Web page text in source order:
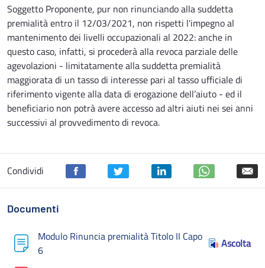
Soggetto Proponente, pur non rinunciando alla suddetta
premialità entro il 12/03/2021, non rispetti l'impegno al
mantenimento dei livelli occupazionali al 2022: anche in
questo caso, infatti, si procederà alla revoca parziale delle
agevolazioni - limitatamente alla suddetta premialità
maggiorata di un tasso di interesse pari al tasso ufficiale di
riferimento vigente alla data di erogazione dell’aiuto - ed il
beneficiario non potrà avere accesso ad altri aiuti nei sei anni
successivi al provvedimento di revoca.
Condividi
Documenti
Modulo Rinuncia premialità Titolo II Capo
6
Ascolta